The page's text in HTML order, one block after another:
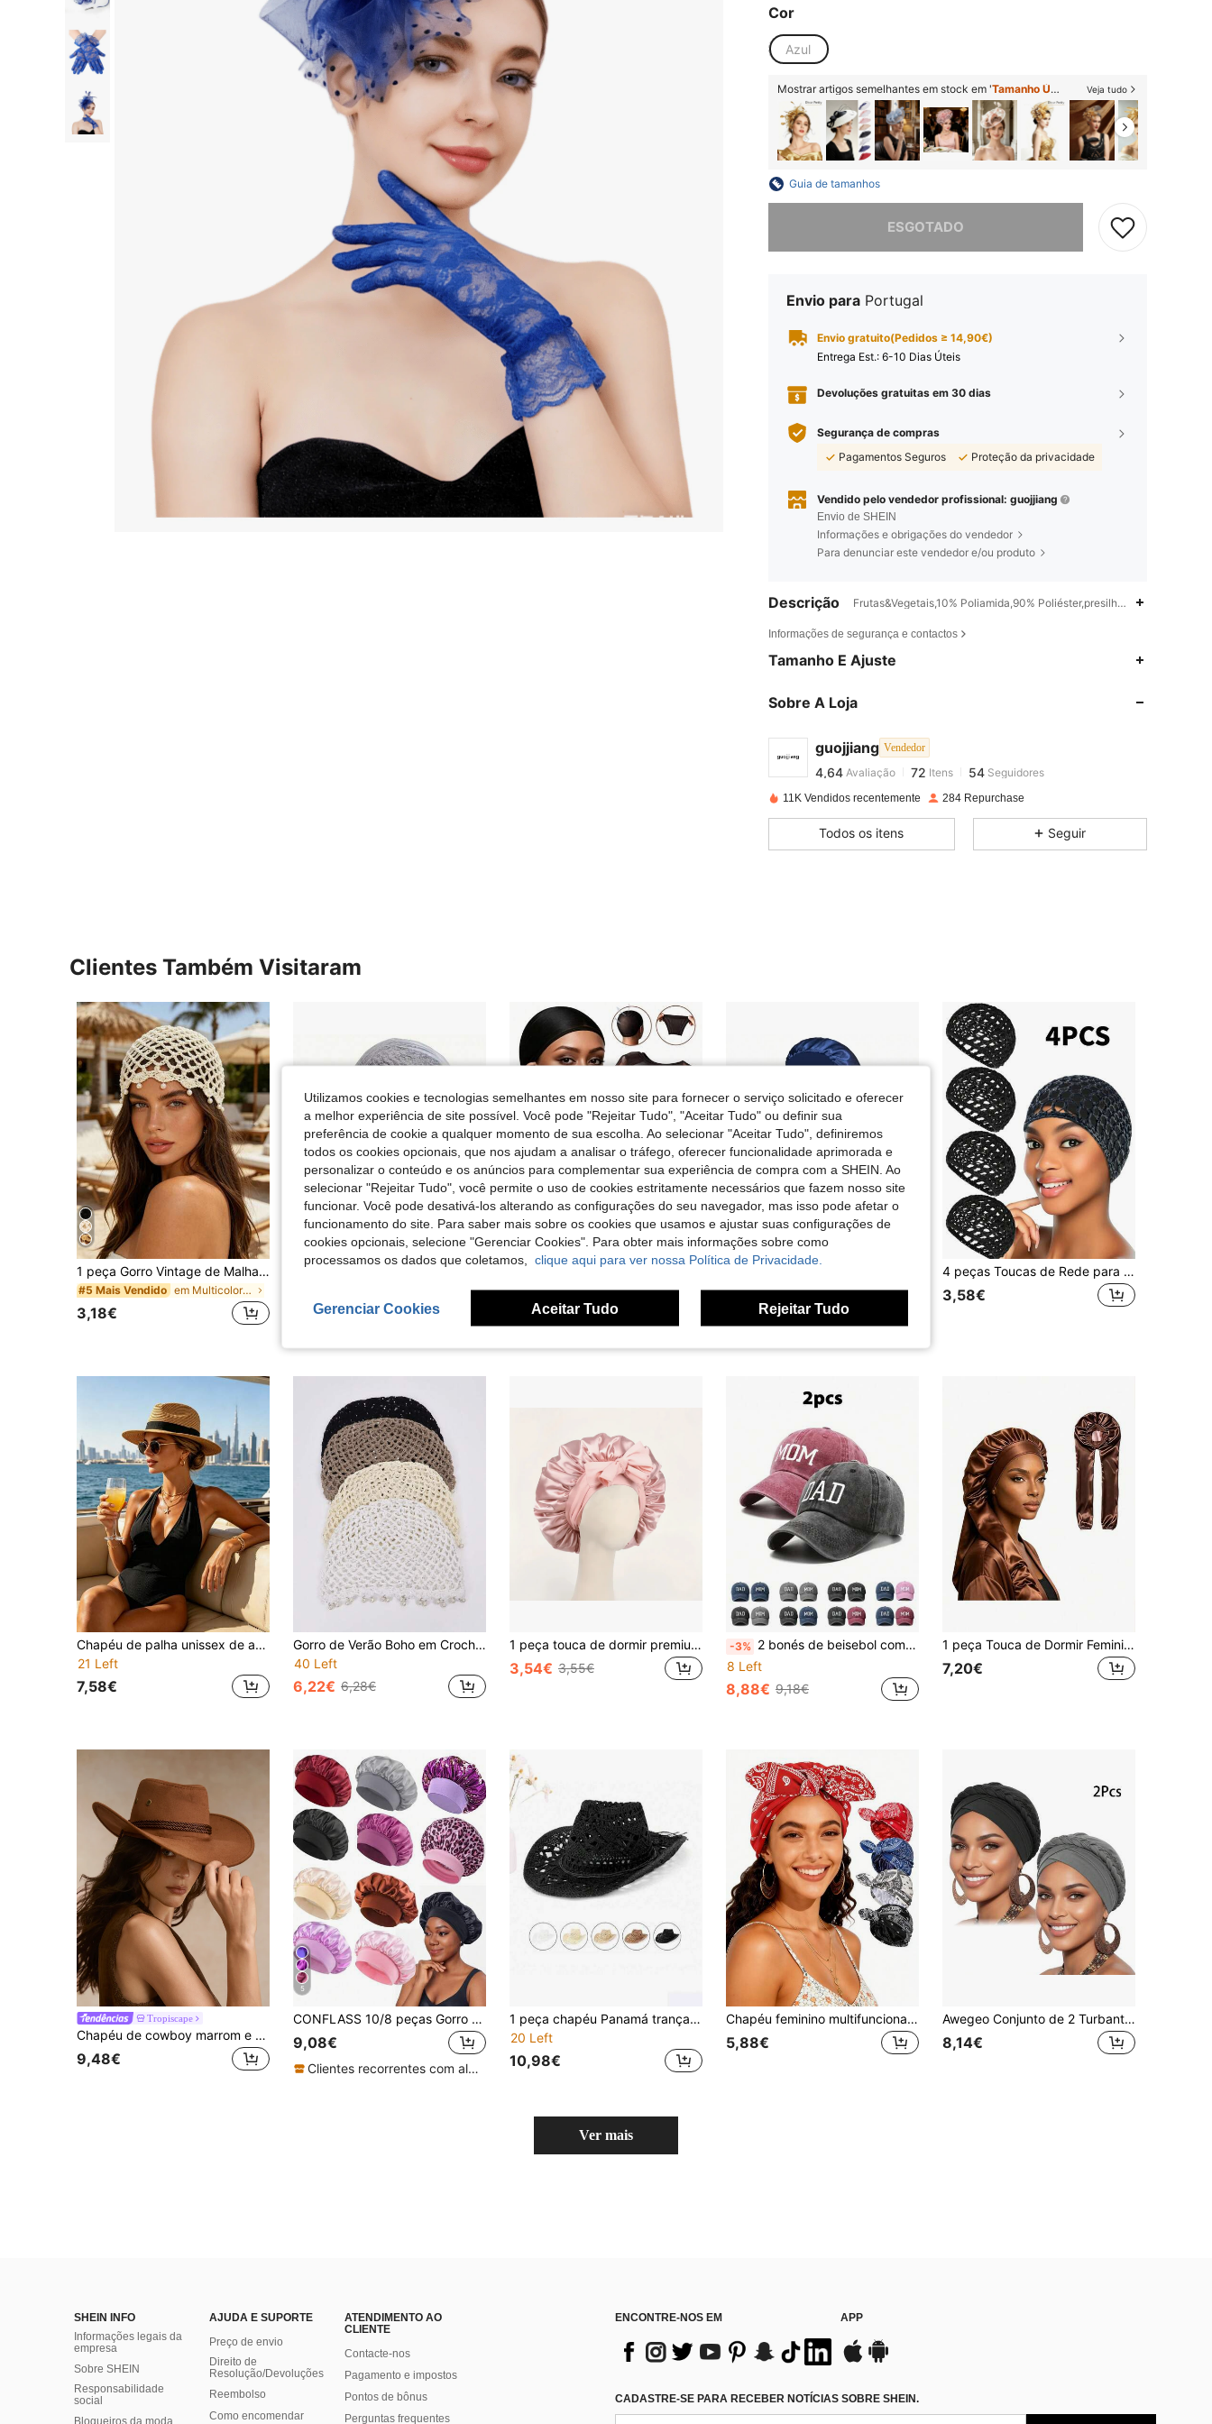
Cor
Azul
Mostrar artigos semelhantes em stock em 'Tamanho Único Veja tudo
Guia de tamanhos
ESGOTADO
Desculpe, este produto está esgotado.
Envio para Portugal
Envio gratuito(Pedidos ≥ 14,90€)
Entrega Est.: 6-10 Dias Úteis
Devoluções gratuitas em 30 dias
Segurança de compras
Pagamentos Seguros
Proteção da privacidade
Vendido pelo vendedor profissional: guojjiang
Envio de SHEIN
Informações e obrigações do vendedor
Para denunciar este vendedor e/ou produto
Descrição Frutas&Vegetais,10% Poliamida,90% Poliéster,presilha de cabelo
Informações de segurança e contactos
Tamanho E Ajuste
Sobre A Loja
guojjiang Vendedor
4,64
4,64
72
4,64 Avaliação 72 Itens 54 Seguidores
4,64 72
54
4,64
4,64
72
54
11K Vendidos recentemente 284 Repurchase
Todos os itens Seguir
Clientes Também Visitaram
1 peça Gorro Vintage de Malha Oca, Lenço de Cabeça com Pendente de Pérola, Chapéu de Rede Estilo Férias
#5 Mais Vendido em Multicolorido Gorro Feminino
3,18€
50/100 unidades de toucas de chef descartáveis, elásticas, respiráveis e confortáveis, com tela na parte de trás, proteção contra poeira para cozinhar e preparar alimentos, toucas de chef descartáveis grossas e respiráveis, ideais para verão, praia, férias e viagens.
22 Left
3,07€
4,28€
4 peças Toucas de Rede para Cabelo, Redes de Cabelo para Dormir, Coberturas de Cabeça para Perucas, Toucas Envolventes de Malha Preta, Chapéus de Chef com Ondas de Crochê, Toucas Bouffant para Coque, Adequadas para Mulheres Bailarinas Touca de Dormir
3,58€
Chapéu de palha unissex de aba larga com proteção solar para o verão (1 unidade), chapéu de praia estilo Panamá trançado para viagens e praia.
21 Left
7,58€
Gorro de Verão Boho em Crochet Vazado com Pérolas e Lantejoulas, Serve para Todos os Tamanhos de Cabeça, Esconde Cabelo Grisalho, Forro para Hijab de Férias
40 Left
6,22€ 6,28€
1 peça touca de dormir premium em cetim, ultra macia e respirável, com aba larga e elástico, gorro de seda para cabelo encaracolado, tranças e cabelo comprido, ajuste confortável, cuidado capilar
3,54€ 3,55€
-3% 2 bonés de beisebol com estampa vintage "Papai + Mamãe", bonés ajustáveis e estilosos para pai e mãe, bonés trucker unissex ideais para uso diário ao ar livre, presente de férias, verão e praia.
8 Left
8,88€ 9,18€
1 peça Touca de Dormir Feminina de Cetim de Dupla Camada, Adequada para Tranças e Cabelo Comprido, Touca de Cetim/Touca de Cabelo
7,20€
Tropiscape
Chapéu de cowboy marrom e preto (1 peça), ideal para Halloween, casamentos, unissex, estilo versátil, perfeito para feriados, férias e festas. Estilo cottagecore, look de verão.
9,48€
5
CONFLASS 10/8 peças Gorro de Dormir/Touca de Cetim Multicolorida de Aba Larga para Mulher, Adequado para Uso Diário
9,08€
Clientes recorrentes com alta taxa de retorno
1 peça chapéu Panamá trançado de cor sólida, casual, com decoração vazada, proteção UV, chapéu de sol estilo cowboy ocidental versátil, adequado para todas as estações, para mulher
20 Left
10,98€
Chapéu feminino multifuncional com laço e orelhas de coelho em estilo europeu e americano, forro de cetim, estampa de flor de caju, disponível em várias cores.
5,88€
Awegeo Conjunto de 2 Turbantes Trançados Femininos, Cor Sólida, Elásticos, Estilo Oriente Médio, Touca/Lenço Elástico, Hijab Africano para Uso Diário, Verão, Praia, Férias e Viagens.
8,14€
Ver mais
SHEIN INFO
Informações legais da
empresa
Sobre SHEIN
Responsabilidade
social
Blogueiros da moda
AJUDA E SUPORTE
Preço de envio
Direito de
Resolução/Devoluções
Reembolso
Como encomendar
ATENDIMENTO AO
CLIENTE
Contacte-nos
Pagamento e impostos
Pontos de bônus
Perguntas frequentes
ENCONTRE-NOS EM APP
CADASTRE-SE PARA RECEBER NOTÍCIAS SOBRE SHEIN.
Utilizamos cookies e tecnologias semelhantes em nosso site para fornecer o serviço solicitado e oferecer
a melhor experiência de site possível. Você pode "Rejeitar Tudo", "Aceitar Tudo" ou definir sua
preferência de cookie a qualquer momento de sua escolha. Ao selecionar "Aceitar Tudo", definiremos
todos os cookies opcionais, que nos ajudam a analisar o tráfego, oferecer funcionalidade aprimorada e
personalizar o conteúdo e os anúncios para complementar sua experiência de compra com a SHEIN. Ao
selecionar "Rejeitar Tudo", você permite o uso de cookies estritamente necessários que fazem nosso site
funcionar. Você pode desativá-los alterando as configurações do seu navegador, mas isso pode afetar o
funcionamento do site. Para saber mais sobre os cookies que usamos e ajustar suas configurações de
cookies opcionais, selecione "Gerenciar Cookies". Para obter mais informações sobre como
processamos os dados que coletamos, clique aqui para ver nossa Política de Privacidade.
Gerenciar Cookies Aceitar Tudo Rejeitar Tudo